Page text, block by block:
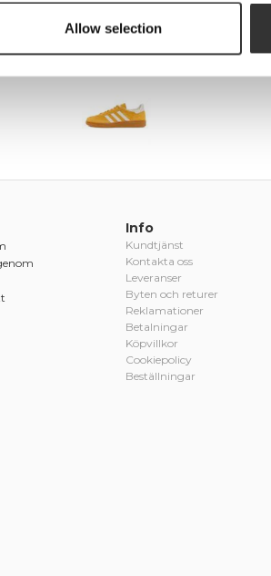
Allow selection
besökta produkter (rensa)
Info
Kundtjänst
Kontakta oss
Leveranser
Byten och returer
Reklamationer
Betalningar
Köpvillkor
Cookiepolicy
Beställningar